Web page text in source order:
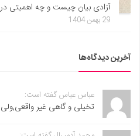
آزادی بیان چیست و چه اهمیتی
29 بهمن 1404
آخرین دیدگاه‌ها
عباس عباس گفته است:
تخیلی و گاهی غیر